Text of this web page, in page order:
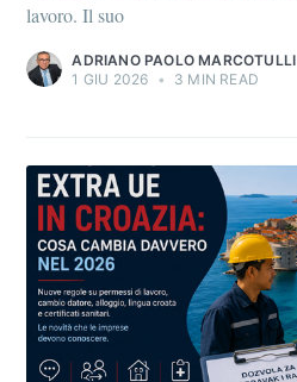
lavoro. Il suo
ADRIANO PAOLO MARCOTULLI
1 GIU 2026 • 3 MIN READ